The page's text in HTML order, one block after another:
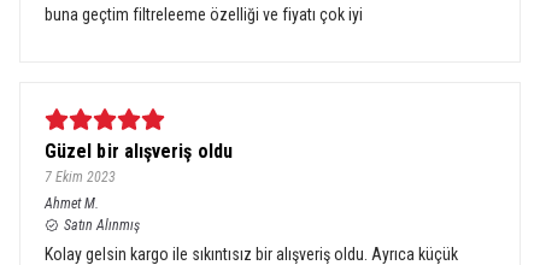
buna geçtim filtreleeme özelliği ve fiyatı çok iyi
Güzel bir alışveriş oldu
7 Ekim 2023
Ahmet M.
Satın Alınmış
Kolay gelsin kargo ile sıkıntısız bir alışveriş oldu. Ayrıca küçük